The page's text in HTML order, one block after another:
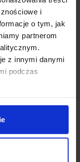
i
o tym, jak
partnerom
z innymi danymi
podczas
Lampa VIP
LED w 2 barwach
3000K z kątem
w 1 kierunku.
zaakcentuje
balkonu,
520lm